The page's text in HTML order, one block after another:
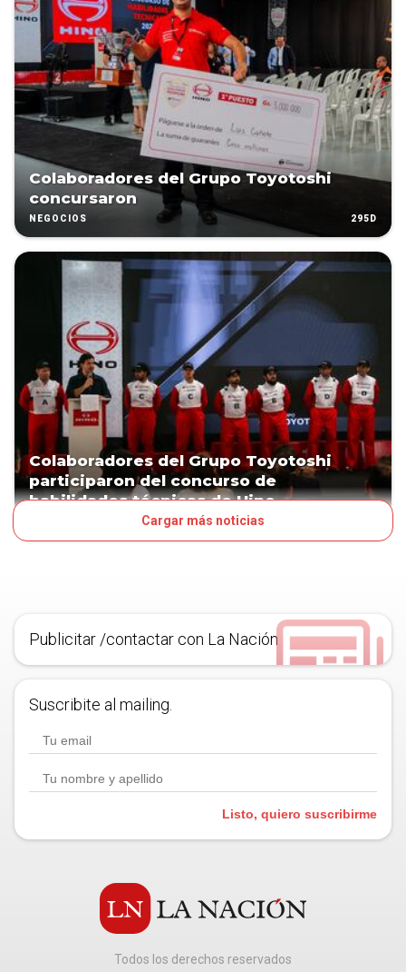
Colaboradores del Grupo Toyotoshi
concursaron
NEGOCIOS 295D
Colaboradores del Grupo Toyotoshi
participaron del concurso de
habilidades técnicas de Hino
PATROCINADOCargar más noticias
Publicitar /contactar con La Nación
Suscribite al mailing.
Listo, quiero suscribirme
Todos los derechos reservados